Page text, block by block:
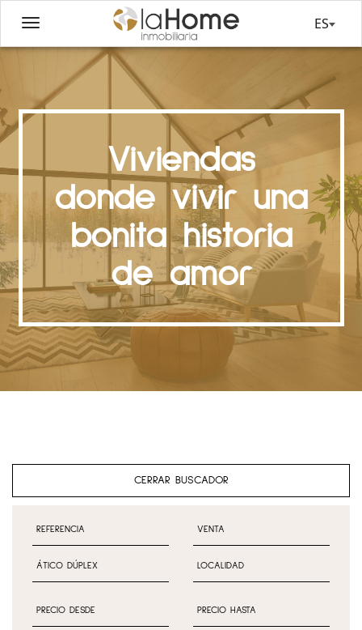
ES
Viviendas
donde vivir una
bonita historia
de amor
CERRAR BUSCADOR